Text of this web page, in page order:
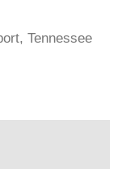
Tennessee